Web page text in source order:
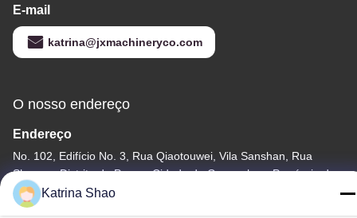
E-mail
katrina@jxmachineryco.com
O nosso endereço
Endereço
No. 102, Edifício No. 3, Rua Qiaotouwei, Vila Sanshan, Rua
Shawan, Distrito de Panyu, Cidade de Guangzhou, Província de
Guangdong, China
Katrina Shao